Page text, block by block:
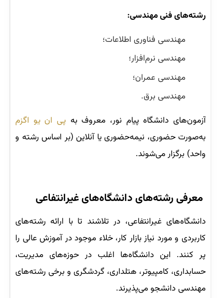
رشته‌‌های فنی مهندسی:
مهندسی فناوری اطلاعات؛
مهندسی نرم‌افزار؛
مهندسی عمران؛
مهندسی برق.
آزمون‌های دانشگاه پیام نور، معروف به پی ان یو اگزم
به‌صورت حضوری، نیمه‌حضوری یا آنلاین (بر اساس رشته و
واحد) برگزار می‌شوند.
معرفی رشته‌های دانشگاه‌های غیرانتفاعی
دانشگاه‌های غیرانتفاعی، در تلاشند تا با ارائه رشته‌های
کاربردی و مورد نیاز بازار کار، خلاء موجود در آموزش عالی را
پر کنند. این دانشگاه‌ها اغلب در حوزه‌های مدیریت،
حسابداری، کامپیوتر، هتلداری، گردشگری و برخی رشته‌های
مهندسی دانشجو می‌پذیرند.